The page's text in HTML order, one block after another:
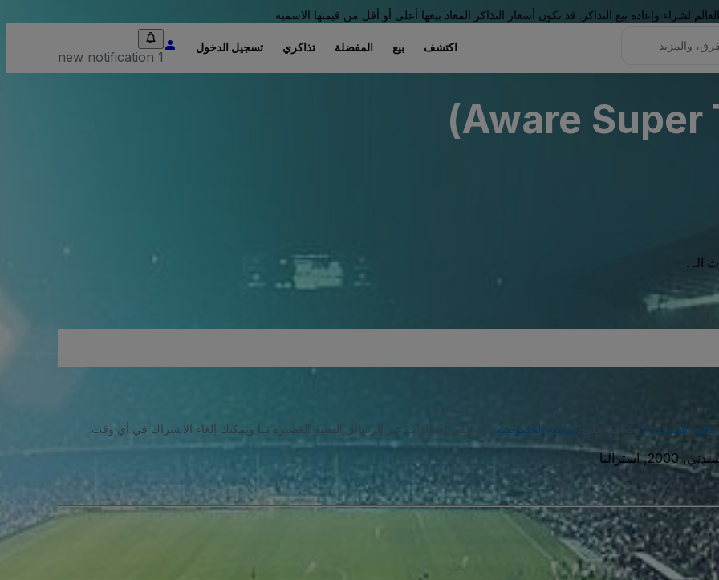
لشراء وإعادة بيع التذاكر. قد تكون أسعار التذاكر المعاد بيعها أعلى أو أقل من قيمتها الاسمية.
اكتشف بيع المفضلة تذاكري تسجيل الدخول
1 new notification
Aware Super
الـ .
المستخدم وتوافق على سياسة الخصوصية . قد تتلقى إشعارات عبر الرسائل النصية القصيرة منا ويمكنك إلغاء الاشتراك في أي وقت.